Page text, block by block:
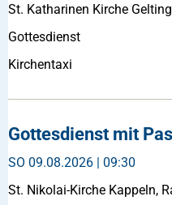
St. Katharinen Kirche
Gottesdienst
Kirchentaxi
Gottesdienst mit
SO 09.08.2026 | 09:30
St. Nikolai-Kirche Kappeln,